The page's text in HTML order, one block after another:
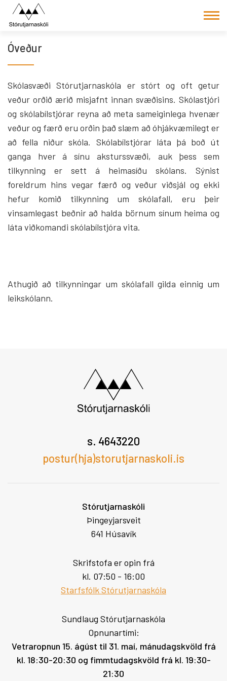
Fara
efni
Óveður
Skólasvæði Stórutjarnaskóla er stórt og oft getur
veður orðið ærið misjafnt innan svæðisins. Skólastjóri
og skólabílstjórar reyna að meta sameiginlega hvenær
veður og færð eru orðin það slæm að óhjákvæmilegt er
að fella niður skóla. Skólabílstjórar láta þá boð út
ganga hver á sínu aksturssvæði, auk þess sem
tilkynning er sett á heimasíðu skólans. Sýnist
foreldrum hins vegar færð og veður viðsjál og ekki
hefur komið tilkynning um skólafall, eru þeir
vinsamlegast beðnir að halda börnum sínum heima og
láta viðkomandi skólabílstjóra vita.
Athugið að tilkynningar um skólafall gilda einnig um
leikskólann.
s. 4643220
postur(hja)storutjarnaskoli.is
Stórutjarnaskóli
Þingeyjarsveit
641 Húsavík
Skrifstofa er opin frá
kl. 07:50 - 16:00
Starfsfólk Stórutjarnaskóla
Sundlaug Stórutjarnaskóla
Opnunartími:
Vetraropnun 15. ágúst til 31. maí, mánudagskvöld frá
kl. 18:30-20:30 og fimmtudagskvöld frá kl. 19:30-
21:30